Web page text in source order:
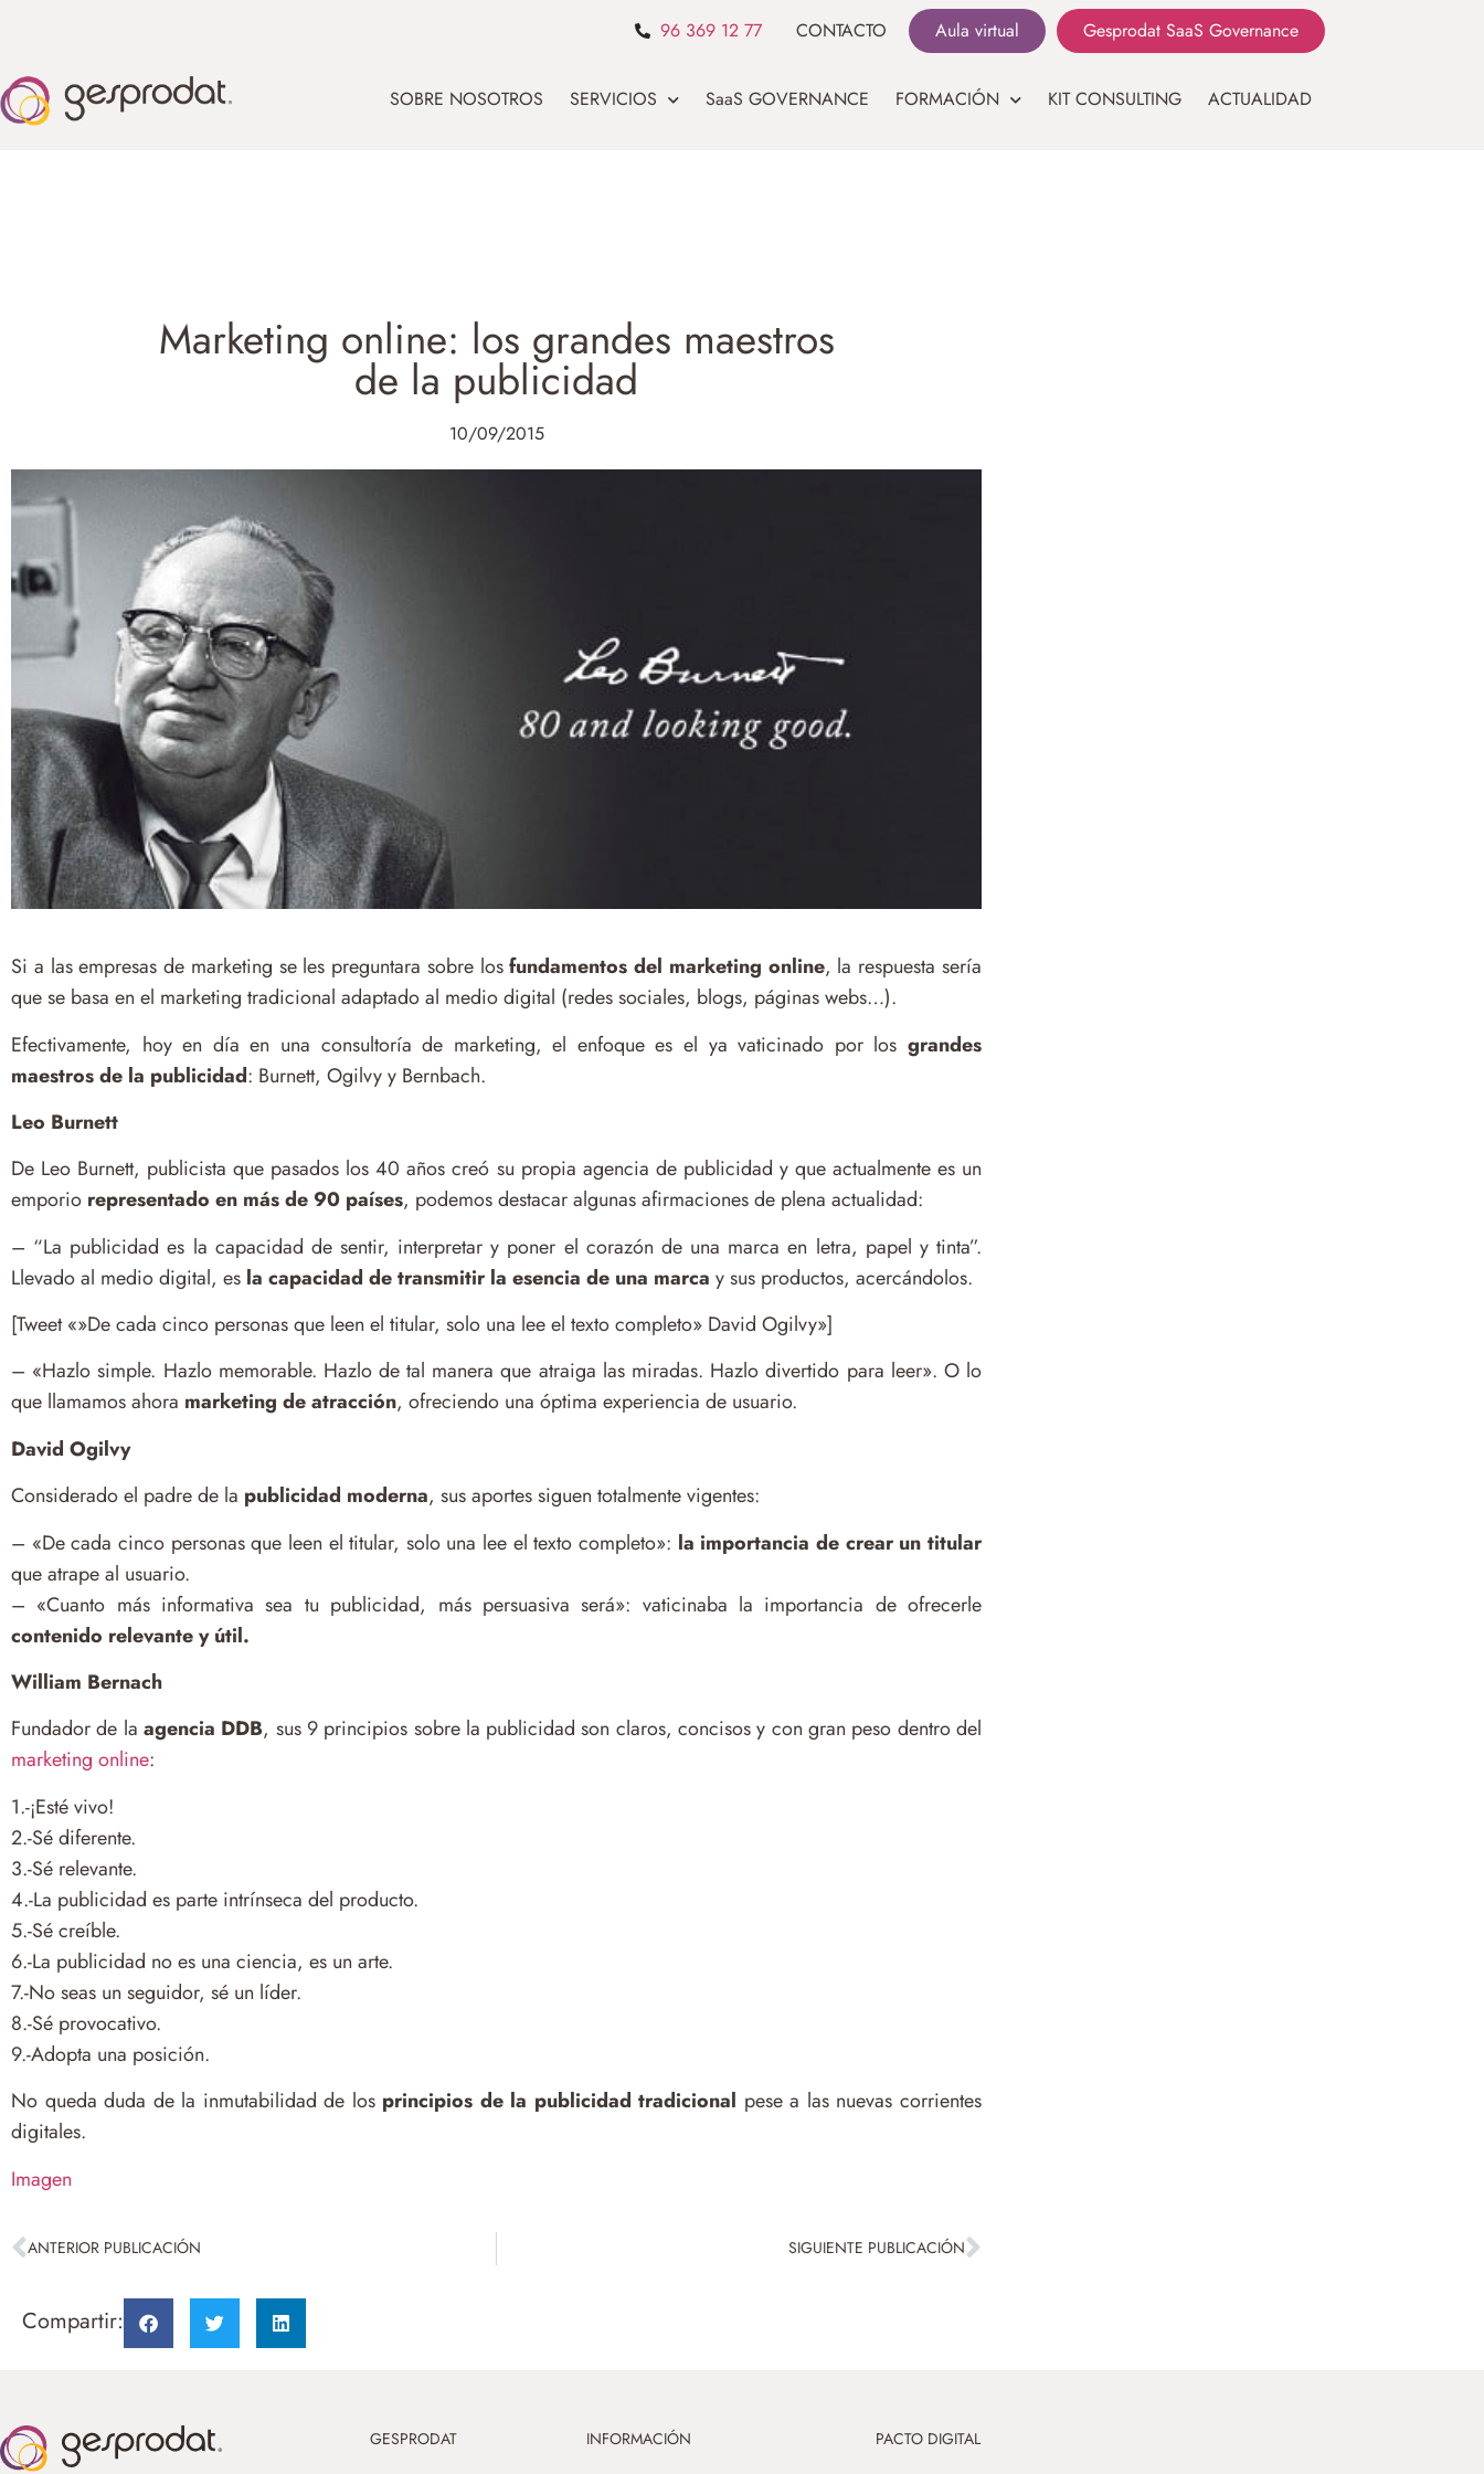
96 369 12 77 CONTACTO Aula virtual Gesprodat SaaS Governance
SOBRE NOSOTROS SERVICIOS SaaS GOVERNANCE FORMACIÓN KIT CONSULTING ACTUALIDAD
Marketing online: los grandes maestros
de la publicidad
10/09/2015
Si a las empresas de marketing se les preguntara sobre losfundamentos del marketing online, la respuesta sería
que se basa en el marketing tradicional adaptado al medio digital (redes sociales, blogs, páginas webs…).
Efectivamente, hoy en día en una consultoría de marketing, el enfoque es el ya vaticinado por los grandes
maestros de la publicidad: Burnett, Ogilvy y Bernbach.
Leo Burnett
De Leo Burnett, publicista que pasados los 40 años creó su propia agencia de publicidad y que actualmente es un
emporio representado en más de 90 países, podemos destacar algunas afirmaciones de plena actualidad:
– “La publicidad es la capacidad de sentir, interpretar y poner el corazón de una marca en letra, papel y tinta”.
Llevado al medio digital, es la capacidad de transmitir la esencia de una marca y sus productos, acercándolos.
[Tweet «»De cada cinco personas que leen el titular, solo una lee el texto completo» David Ogilvy»]
– «Hazlo simple. Hazlo memorable. Hazlo de tal manera que atraiga las miradas. Hazlo divertido para leer». O lo
que llamamos ahora marketing de atracción, ofreciendo una óptima experiencia de usuario.
David Ogilvy
Considerado el padre de la publicidad moderna, sus aportes siguen totalmente vigentes:
– «De cada cinco personas que leen el titular, solo una lee el texto completo»: la importancia de crear un titular
que atrape al usuario.
– «Cuanto más informativa sea tu publicidad, más persuasiva será»: vaticinaba la importancia de ofrecerle
contenido relevante y útil.
William Bernach
Fundador de la agencia DDB, sus 9 principios sobre la publicidad son claros, concisos y con gran peso dentro del
marketing online:
1.-¡Esté vivo!
2.-Sé diferente.
3.-Sé relevante.
4.-La publicidad es parte intrínseca del producto.
5.-Sé creíble.
6.-La publicidad no es una ciencia, es un arte.
7.-No seas un seguidor, sé un líder.
8.-Sé provocativo.
9.-Adopta una posición.
No queda duda de la inmutabilidad de los principios de la publicidad tradicional pese a las nuevas corrientes
digitales.
Imagen
ANTERIOR PUBLICACIÓN SIGUIENTE PUBLICACIÓN
Compartir:
GESPRODAT INFORMACIÓN PACTO DIGITAL